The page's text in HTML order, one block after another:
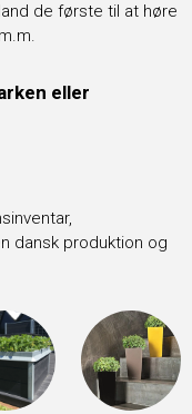
de første til at høre
eller
dansk produktion og